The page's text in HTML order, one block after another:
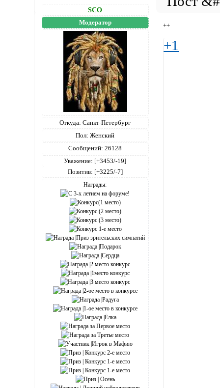
SCO
Модератор
Откуда: Санкт-Петербург
Пол: Женский
Сообщений: 26128
Уважение: [+3453/-19]
Позитив: [+3225/-7]
Награды:
++
+1